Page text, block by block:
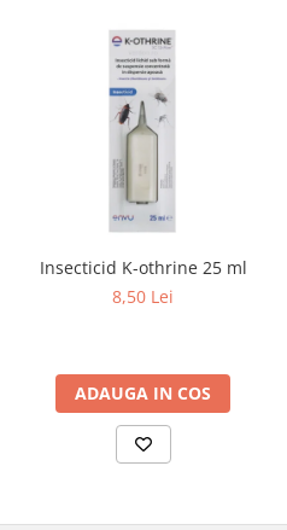
Insecticid K-othrine 25 ml
8,50 Lei
ADAUGA IN COS